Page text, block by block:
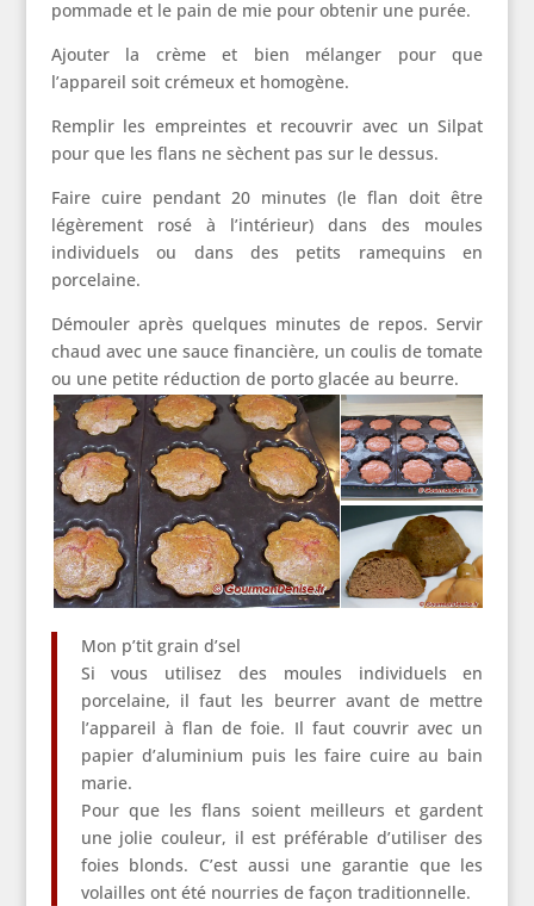
pommade et le pain de mie pour obtenir une purée.
Ajouter la crème et bien mélanger pour que
l’appareil soit crémeux et homogène.
Remplir les empreintes et recouvrir avec un Silpat
pour que les flans ne sèchent pas sur le dessus.
Faire cuire pendant 20 minutes (le flan doit être
légèrement rosé à l’intérieur) dans des moules
individuels ou dans des petits ramequins en
porcelaine.
Démouler après quelques minutes de repos. Servir
chaud avec une sauce financière, un coulis de tomate
ou une petite réduction de porto glacée au beurre.
Mon p’tit grain d’sel
Si vous utilisez des moules individuels en
porcelaine, il faut les beurrer avant de mettre
l’appareil à flan de foie. Il faut couvrir avec un
papier d’aluminium puis les faire cuire au bain
marie.
Pour que les flans soient meilleurs et gardent
une jolie couleur, il est préférable d’utiliser des
foies blonds. C’est aussi une garantie que les
volailles ont été nourries de façon traditionnelle.